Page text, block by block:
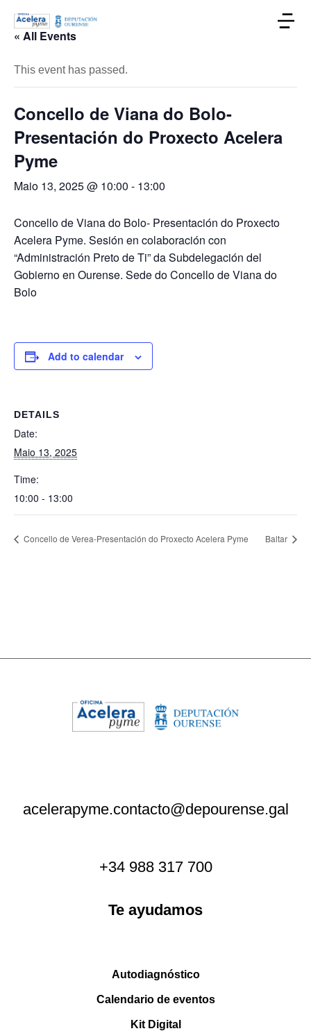
« All Events
This event has passed.
Concello de Viana do Bolo-
Presentación do Proxecto Acelera
Pyme
Maio 13, 2025 @ 10:00 - 13:00
Concello de Viana do Bolo- Presentación do Proxecto
Acelera Pyme. Sesión en colaboración con
“Administración Preto de Ti” da Subdelegación del
Gobierno en Ourense. Sede do Concello de Viana do
Bolo
Add to calendar
DETAILS
Date:
Maio 13, 2025
Time:
10:00 - 13:00
Concello de Verea-Presentación do Proxecto Acelera Pyme Baltar
acelerapyme.contacto@depourense.gal
+34 988 317 700
Te ayudamos
Autodiagnóstico
Calendario de eventos
Kit Digital